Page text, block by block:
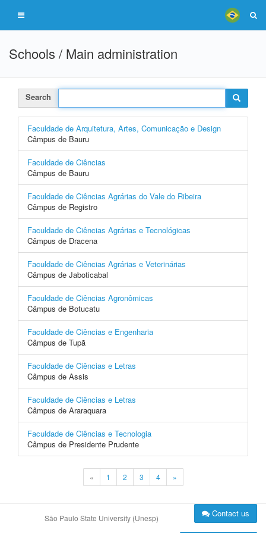
Schools / Main administration
Search
Faculdade de Arquitetura, Artes, Comunicação e Design
Câmpus de Bauru
Faculdade de Ciências
Câmpus de Bauru
Faculdade de Ciências Agrárias do Vale do Ribeira
Câmpus de Registro
Faculdade de Ciências Agrárias e Tecnológicas
Câmpus de Dracena
Faculdade de Ciências Agrárias e Veterinárias
Câmpus de Jaboticabal
Faculdade de Ciências Agronômicas
Câmpus de Botucatu
Faculdade de Ciências e Engenharia
Câmpus de Tupã
Faculdade de Ciências e Letras
Câmpus de Assis
Faculdade de Ciências e Letras
Câmpus de Araraquara
Faculdade de Ciências e Tecnologia
Câmpus de Presidente Prudente
« 1 2 3 4 »
São Paulo State University (Unesp) Contact us